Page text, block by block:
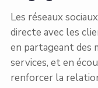
Les réseaux
directe avec les
en partageant des
services, et en
renforcer la